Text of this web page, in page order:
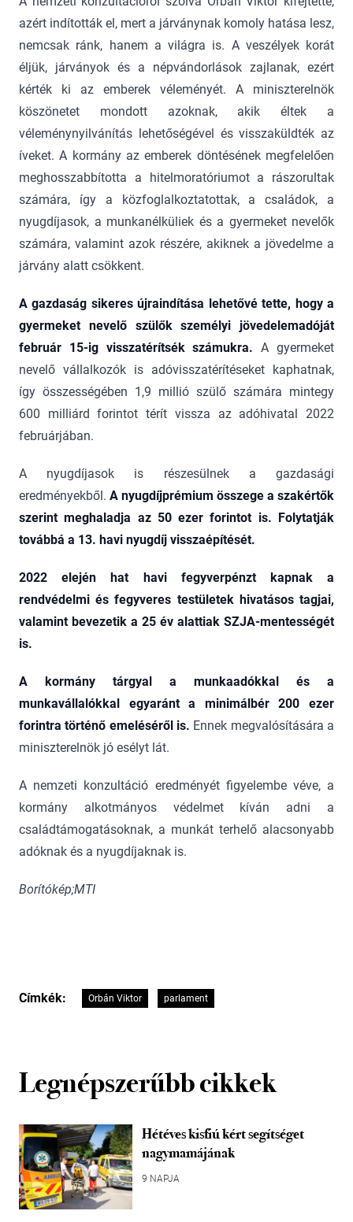
azért indították el, mert a járványnak komoly hatása lesz,
nemcsak ránk, hanem a világra is. A veszélyek korát
éljük, járványok és a népvándorlások zajlanak, ezért
kérték ki az emberek véleményét. A miniszterelnök
köszönetet mondott azoknak, akik éltek a
véleménynyilvánítás lehetőségével és visszaküldték az
íveket. A kormány az emberek döntésének megfelelően
meghosszabbította a hitelmoratóriumot a rászorultak
számára, így a közfoglalkoztatottak, a családok, a
nyugdíjasok, a munkanélküliek és a gyermeket nevelők
számára, valamint azok részére, akiknek a jövedelme a
járvány alatt csökkent.
A gazdaság sikeres újraindítása lehetővé tette, hogy a
gyermeket nevelő szülők személyi jövedelemadóját
február 15-ig visszatérítsék számukra. A gyermeket
nevelő vállalkozók is adóvisszatérítéseket kaphatnak,
így összességében 1,9 millió szülő számára mintegy
600 milliárd forintot térít vissza az adóhivatal 2022
februárjában.
A nyugdíjasok is részesülnek a gazdasági
eredményekből. A nyugdíjprémium összege a szakértők
szerint meghaladja az 50 ezer forintot is. Folytatják
továbbá a 13. havi nyugdíj visszaépítését.
2022 elején hat havi fegyverpénzt kapnak a
rendvédelmi és fegyveres testületek hivatásos tagjai,
valamint bevezetik a 25 év alattiak SZJA-mentességét
is.
A kormány tárgyal a munkaadókkal és a
munkavállalókkal egyaránt a minimálbér 200 ezer
forintra történő emeléséről is. Ennek megvalósítására a
miniszterelnök jó esélyt lát.
A nemzeti konzultáció eredményét figyelembe véve, a
kormány alkotmányos védelmet kíván adni a
családtámogatásoknak, a munkát terhelő alacsonyabb
adóknak és a nyugdíjaknak is.
Borítókép;MTI
Címkék: Orbán Viktor parlament
Legnépszerűbb cikkek
Hétéves kisfiú kért segítséget
nagymamájának
9 NAPJA